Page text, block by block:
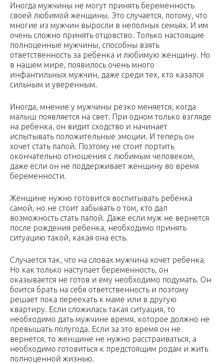
Иногда мужчины не могут принять беременность
своей любимой женщины. Это случается, потому, что
многие из мужчин выросли в неполных семьях. И им
очень сложно принять отцовство. Только настоящие
полноценные мужчины, способны взять
ответственность за ребенка и любимую женщину. Но
в нашем мире, появилось очень много
инфантильных мужчин, даже среди тех, кто казался
сильным и уверенным.
Иногда, мнение у мужчины резко меняется, когда
малыш появляется на свет. При одном только взгляде
на ребенка, он видит сходство и начинает
испытывать положительные эмоции. И теперь он
хочет стать папой. Поэтому не стоит портить
окончательно отношения с любимым человеком,
даже если он не поддерживает женщину во время
беременности.
Женщине нужно готовится воспитывать ребенка
самой, но не стоит забывать о том, кто дал
возможность стать папой. Даже если муж не вернется
после рождения ребенка, необходимо принять
ситуацию такой, какая она есть.
Случается так, что на словах мужчина хочет ребенка.
Но как только наступает беременность, он
оказывается не готов и ему необходимо подумать. Он
боится брать на себя ответственность и поэтому
решает пока переехать к маме или в другую
квартиру. Если сложилась такая ситуация, то
необходимо дать мужчине время, которое должно не
превышать полугода. Если за это время он не
вернется, то женщине не нужно расстраиваться, а
необходимо готовиться к предстоящим родам и жить
полноценной жизнью.